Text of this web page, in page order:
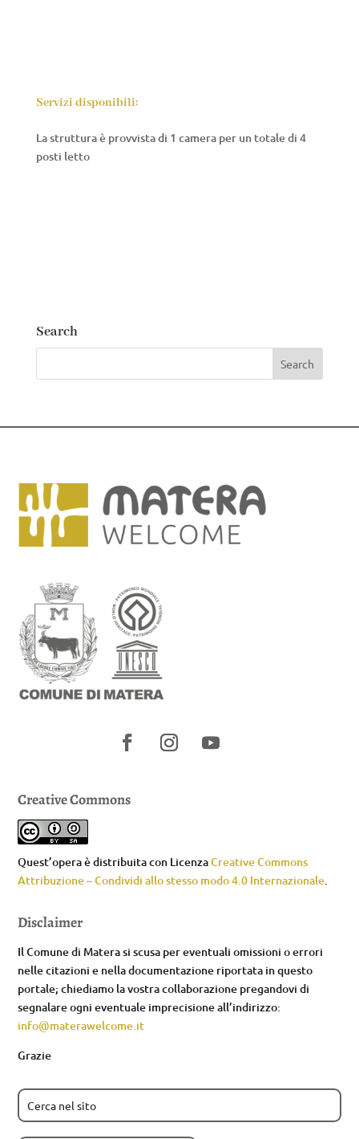
Servizi disponibili:
La struttura è provvista di 1 camera per un totale di 4
posti letto
Search
Creative Commons
Quest’opera è distribuita con LicenzaCreative Commons
Attribuzione – Condividi allo stesso modo 4.0 Internazionale.
Disclaimer
Il Comune di Matera si scusa per eventuali omissioni o errori
nelle citazioni e nella documentazione riportata in questo
portale; chiediamo la vostra collaborazione pregandovi di
segnalare ogni eventuale imprecisione all’indirizzo:
info@materawelcome.it
Grazie